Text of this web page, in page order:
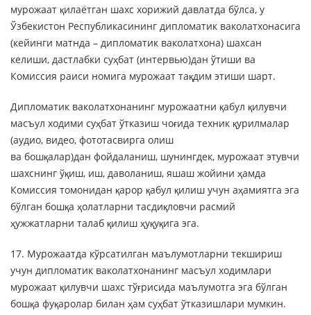
мурожаат қилаётган шахс хорижий давлатда бўлса, у
Ўзбекистон Республикасининг дипломатик ваколатхонасига
(кейинги матнда – дипломатик ваколатхона) шахсан
келиши, дастлабки суҳбат (интервью)дан ўтиши ва
Комиссия раиси номига мурожаат тақдим этиши шарт.
Дипломатик ваколатхонанинг мурожаатни қабул қилувчи
масъул ходими суҳбат ўтказиш чоғида техник қурилмалар
(аудио, видео, фототасвирга олиш
ва бошқалар)дан фойдаланиш, шунингдек, мурожаат этувчи
шахснинг ўқиш, иш, даволаниш, яшаш жойини ҳамда
Комиссия томонидан қарор қабул қилиш учун аҳамиятга эга
бўлган бошқа ҳолатларни тасдиқловчи расмий
ҳужжатларни талаб қилиш ҳуқуқига эга.
17. Мурожаатда кўрсатилган маълумотларни текшириш
учун дипломатик ваколатхонанинг масъул ходимлари
мурожаат қилувчи шахс тўғрисида маълумотга эга бўлган
бошқа фуқаролар билан ҳам суҳбат ўтказишлари мумкин.